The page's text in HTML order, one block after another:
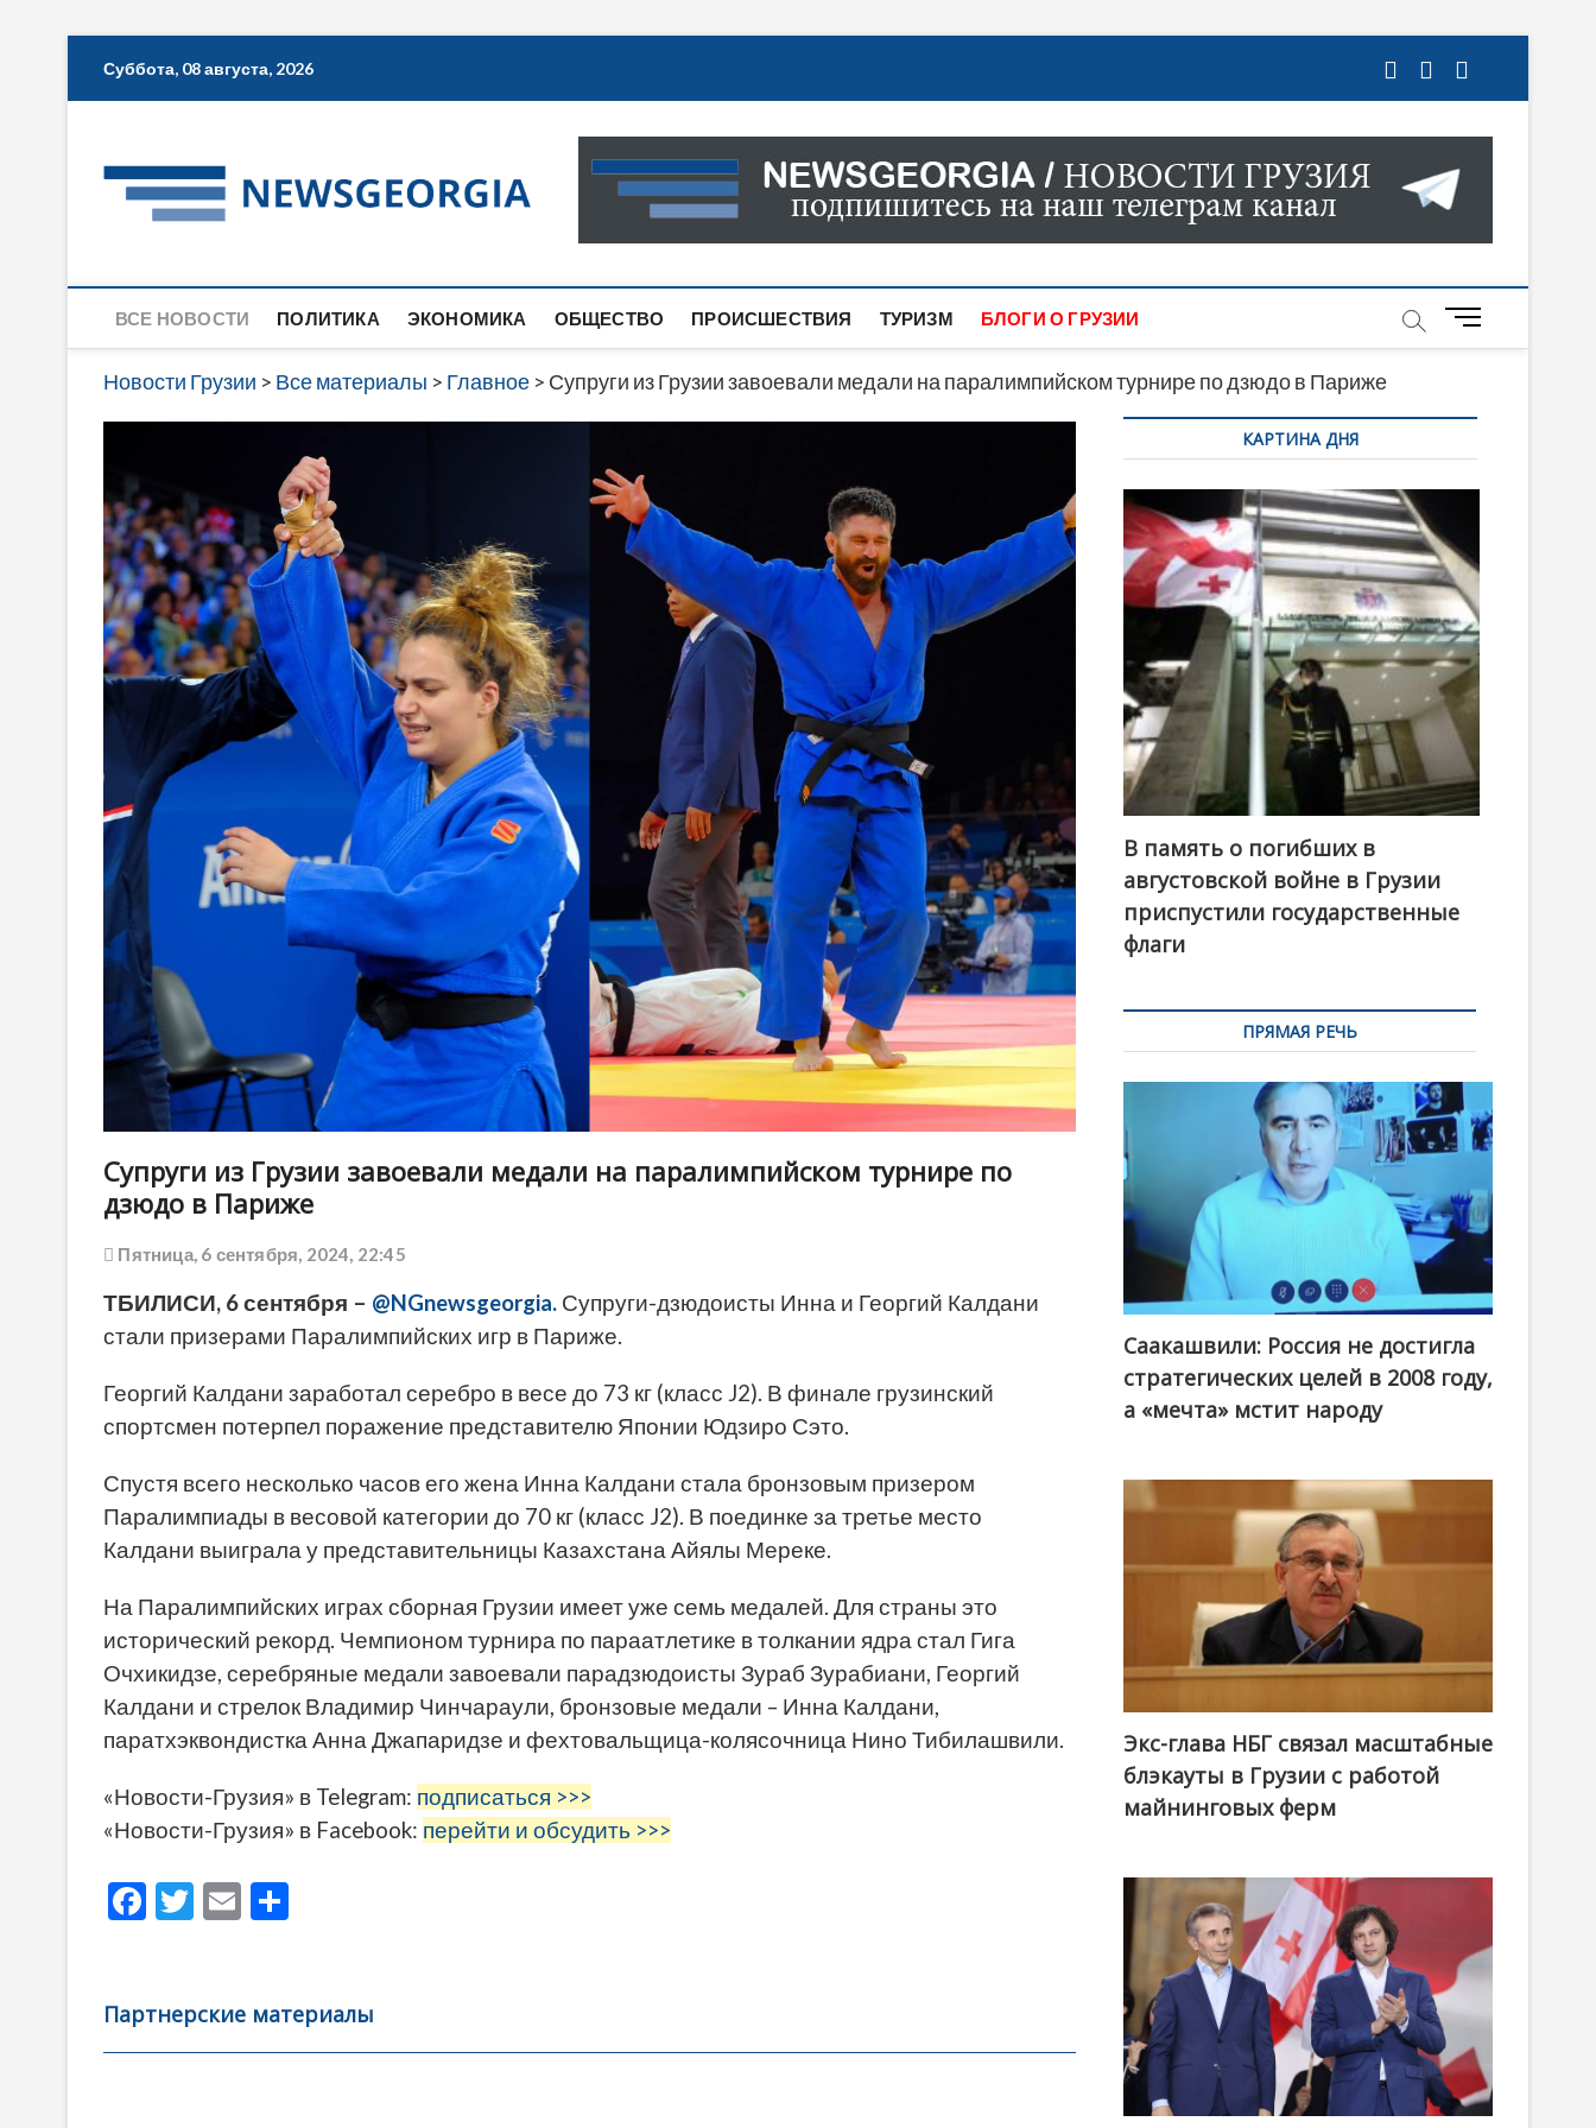
Суббота, 08 августа, 2026
Новости Грузии
САМАЯ АКТУАЛЬНАЯ ИНФОРМАЦИЯ О СОБЫТИЯХ В ГРУЗИИ. НОВОСТИ ГРУЗИИ ОНЛАЙН. НА
САЙТЕ ВЫ НАЙДЕТЕ НОВОСТИ ПОЛИТИКИ, ЭКОНОМИКИ, КУЛЬТУРЫ, СПОРТА И МНОГОЕ
ВСЕ НОВОСТИ ПОЛИТИКА ЭКОНОМИКА ОБЩЕСТВО ПРОИСШЕСТВИЯ ТУРИЗМ БЛОГИ О ГРУЗИИ
M
e
o
n
Новости Грузии > Все материалы > Главное > Супруги из Грузии завоевали медали на паралимпийском турнире по дзюдо в Париже
Супруги из Грузии завоевали медали на паралимпийском турнире по
дзюдо в Париже
Пятница, 6 сентября, 2024, 22:45
ТБИЛИСИ, 6 сентября – @NGnewsgeorgia. Супруги-дзюдоисты Инна и Георгий Калдани
стали призерами Паралимпийских игр в Париже.
Георгий Калдани заработал серебро в весе до 73 кг (класс J2). В финале грузинский
спортсмен потерпел поражение представителю Японии Юдзиро Сэто.
Спустя всего несколько часов его жена Инна Калдани стала бронзовым призером
Паралимпиады в весовой категории до 70 кг (класс J2). В поединке за третье место
Калдани выиграла у представительницы Казахстана Айялы Мереке.
На Паралимпийских играх сборная Грузии имеет уже семь медалей. Для страны это
исторический рекорд. Чемпионом турнира по параатлетике в толкании ядра стал Гига
Очхикидзе, серебряные медали завоевали парадзюдоисты Зураб Зурабиани, Георгий
Калдани и стрелок Владимир Чинчараули, бронзовые медали – Инна Калдани,
паратхэквондистка Анна Джапаридзе и фехтовальщица-колясочница Нино Тибилашвили.
«Новости-Грузия» в Telegram: подписаться >>>
«Новости-Грузия» в Facebook: перейти и обсудить >>>
F
b
o
T
er
E
l
а
в
Партнерские материалы
КАРТИНА ДНЯ
В память о погибших в
августовской войне в Грузии
приспустили государственные
флаги
ПРЯМАЯ РЕЧЬ
Саакашвили: Россия не достигла
стратегических целей в 2008 году,
а «мечта» мстит народу
Экс-глава НБГ связал масштабные
блэкауты в Грузии с работой
майнинговых ферм